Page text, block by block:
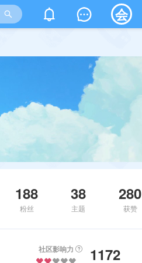
会
188
粉丝
38
主题
280
获赞
社区影响力 1172